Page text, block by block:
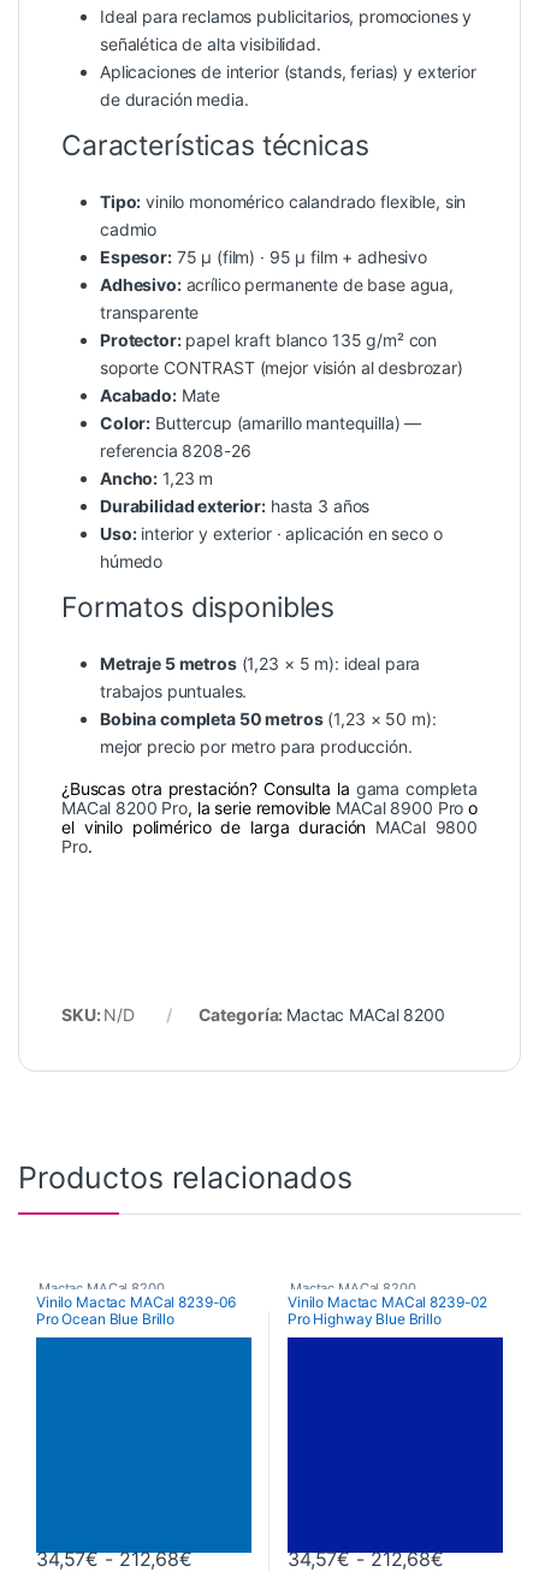
Ideal para reclamos publicitarios, promociones y
señalética de alta visibilidad.
Aplicaciones de interior (stands, ferias) y exterior
de duración media.
Características técnicas
Tipo: vinilo monomérico calandrado flexible, sin
cadmio
Espesor:75 µ (film) · 95 µ film + adhesivo
Adhesivo:acrílico permanente de base agua,
transparente
Protector:papel kraft blanco 135 g/m² con
soporte CONTRAST (mejor visión al desbrozar)
Acabado:Mate
Color: Buttercup (amarillo mantequilla) —
referencia 8208-26
Ancho: 1,23 m
Durabilidad exterior: hasta 3 años
Uso:interior y exterior · aplicación en seco o
húmedo
Formatos disponibles
Metraje 5 metros(1,23 × 5 m): ideal para
trabajos puntuales.
Bobina completa 50 metros(1,23 × 50 m):
mejor precio por metro para producción.
¿Buscas otra prestación? Consulta la gama completa
MACal 8200 Pro, la serie removible MACal 8900 Pro o
el vinilo polimérico de larga duración MACal 9800
Pro.
SKU: N/D Categoría: Mactac MACal 8200
Productos relacionados
Mactac MACal 8200
Vinilo Mactac MACal 8239-06
Pro Ocean Blue Brillo
34,57€ - 212,68€Rango de precios: desde 34,57€
Mactac MACal 8200
Vinilo Mactac MACal 8239-02
Pro Highway Blue Brillo
34,57€ - 212,68€Rango de